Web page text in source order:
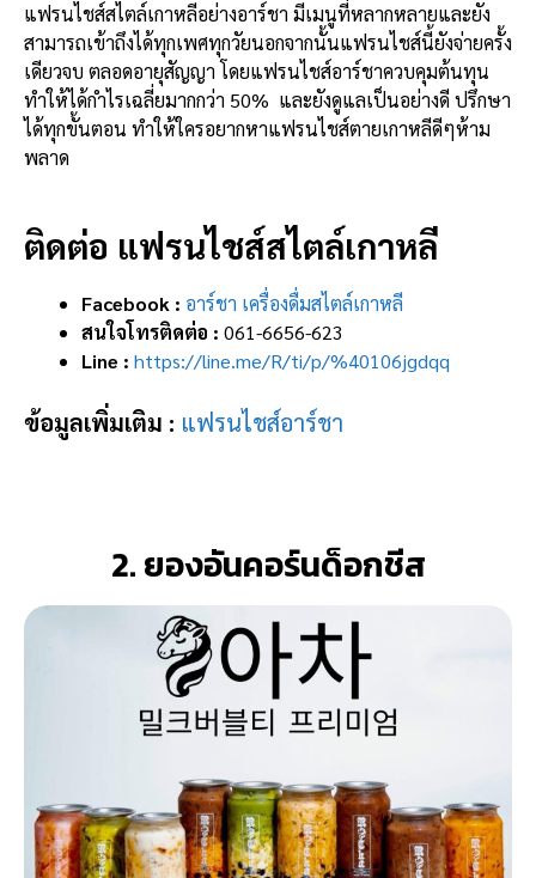
แฟรนไชส์สไตล์เกาหลีอย่างอาร์ชา มีเมนูที่หลากหลายและยัง
สามารถเข้าถึงได้ทุกเพศทุกวัยนอกจากนั้นแฟรนไชส์นี้ยังจ่ายครั้ง
เดียวจบ ตลอดอายุสัญญา โดยแฟรนไชส์อาร์ชาควบคุมต้นทุน
ทำให้ได้กำไรเฉลี่ยมากกว่า 50% และยังดูแลเป็นอย่างดี ปรึกษา
ได้ทุกขั้นตอน ทำให้ใครอยากหาแฟรนไชส์ตายเกาหลีดีๆห้าม
พลาด
ติดต่อ แฟรนไชส์สไตล์เกาหลี
Facebook : อาร์ชา เครื่องดื่มสไตล์เกาหลี
สนใจโทรติดต่อ : 061-6656-623
Line : https://line.me/R/ti/p/%40106jgdqq
ข้อมูลเพิ่มเติม : แฟรนไชส์อาร์ชา
2. ยองอันคอร์นด็อกชีส